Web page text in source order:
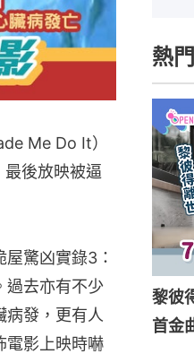
Me Do It）
後放映被逼
驚凶實錄3：
過去亦有不少
病發，更有人
電影上映時嚇
熱
黎彼
首金